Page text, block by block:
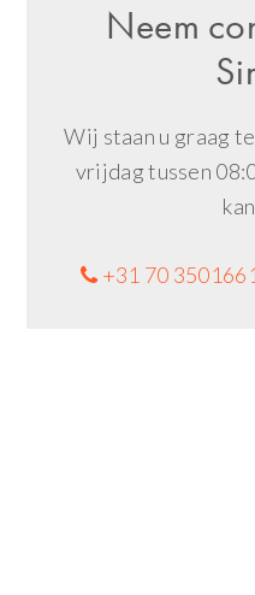
Neem
Wij staan u graag
vrijdag tussen
+31 70 3501661